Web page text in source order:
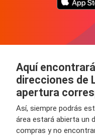
Aquí
direcciones de
apertura
Así, siempre podrás
área estará abierta un
compras y no